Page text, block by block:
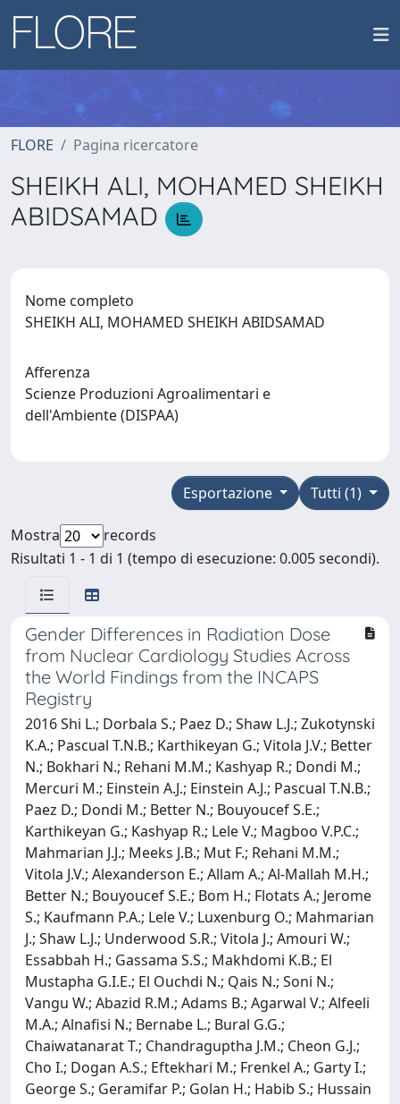
FLORE Pagina ricercatore
SHEIKH ALI, MOHAMED SHEIKH
ABIDSAMAD
Nome completo
SHEIKH ALI, MOHAMED SHEIKH ABIDSAMAD
Afferenza
Scienze Produzioni Agroalimentari e
dell'Ambiente (DISPAA)
Tutti (1)
Esportazione
Mostra
records
Risultati 1 - 1 di 1 (tempo di esecuzione: 0.005 secondi).
Gender Differences in Radiation Dose
from Nuclear Cardiology Studies Across
the World Findings from the INCAPS
Registry
2016 Shi L.; Dorbala S.; Paez D.; Shaw L.J.; Zukotynski
K.A.; Pascual T.N.B.; Karthikeyan G.; Vitola J.V.; Better
N.; Bokhari N.; Rehani M.M.; Kashyap R.; Dondi M.;
Mercuri M.; Einstein A.J.; Einstein A.J.; Pascual T.N.B.;
Paez D.; Dondi M.; Better N.; Bouyoucef S.E.;
Karthikeyan G.; Kashyap R.; Lele V.; Magboo V.P.C.;
Mahmarian J.J.; Meeks J.B.; Mut F.; Rehani M.M.;
Vitola J.V.; Alexanderson E.; Allam A.; Al-Mallah M.H.;
Better N.; Bouyoucef S.E.; Bom H.; Flotats A.; Jerome
S.; Kaufmann P.A.; Lele V.; Luxenburg O.; Mahmarian
J.; Shaw L.J.; Underwood S.R.; Vitola J.; Amouri W.;
Essabbah H.; Gassama S.S.; Makhdomi K.B.; El
Mustapha G.I.E.; El Ouchdi N.; Qais N.; Soni N.;
Vangu W.; Abazid R.M.; Adams B.; Agarwal V.; Alfeeli
M.A.; Alnafisi N.; Bernabe L.; Bural G.G.;
Chaiwatanarat T.; Chandraguptha J.M.; Cheon G.J.;
Cho I.; Dogan A.S.; Eftekhari M.; Frenkel A.; Garty I.;
George S.; Geramifar P.; Golan H.; Habib S.; Hussain